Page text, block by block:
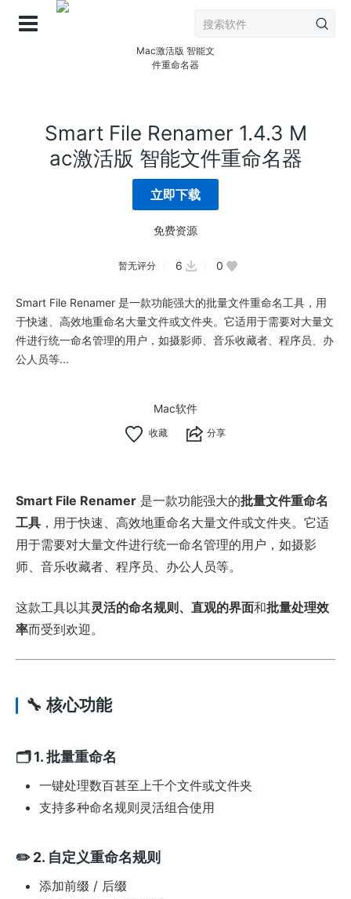
Smart File Renamer 1.4.3 M
ac激活版 智能文件重命名器
立即下载
免费资源
暂无评分 6 0
Smart File Renamer 是一款功能强大的批量文件重命名工具，用
于快速、高效地重命名大量文件或文件夹。它适用于需要对大量文
件进行统一命名管理的用户，如摄影师、音乐收藏者、程序员、办
公人员等...
Mac软件
分享
Smart File Renamer 是一款功能强大的批量文件重命名
工具 ，用于快速、高效地重命名大量文件或文件夹。它适
用于需要对大量文件进行统一命名管理的用户，如摄影
师、音乐收藏者、程序员、办公人员等。
这款工具以其灵活的命名规则、直观的界面和批量处理效
率而受到欢迎。
🔧 核心功能
🗂️ 1.批量重命名
一键处理数百甚至上千个文件或文件夹
支持多种命名规则灵活组合使用
✏️ 2. 自定义重命名规则
添加前缀 / 后缀